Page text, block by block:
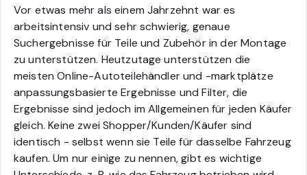
Vor etwas mehr als einem Jahrzehnt war es
arbeitsintensiv und sehr schwierig, genaue
Suchergebnisse für Teile und Zubehör in der Montage
zu unterstützen. Heutzutage unterstützen die
meisten Online-Autoteilehändler und -marktplätze
anpassungsbasierte Ergebnisse und Filter, die
Ergebnisse sind jedoch im Allgemeinen für jeden Käufer
gleich. Keine zwei Shopper/Kunden/Käufer sind
identisch - selbst wenn sie Teile für dasselbe Fahrzeug
kaufen. Um nur einige zu nennen, gibt es wichtige